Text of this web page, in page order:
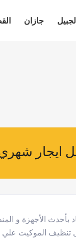
جازان
ايجار
الأجهزة و
تنظيف